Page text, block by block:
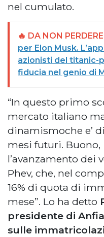
nel cumulato.
🔥 DA NON
per Elon Musk.
azionisti del titanic-
fiducia nel genio di
“In questo primo
mercato italiano
dinamismoche e’
mesi futuri. Buono,
l’avanzamento dei
Phev, che, nel
16% di quota di
mese”. Lo ha detto
presidente di
sulle